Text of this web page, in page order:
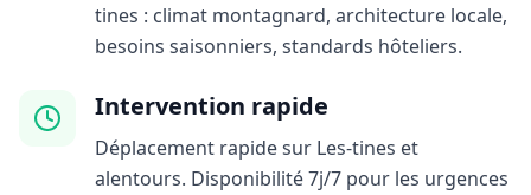
tines : climat montagnard, architecture locale,
besoins saisonniers, standards hôteliers.
Intervention rapide
Déplacement rapide sur Les-tines et
alentours. Disponibilité 7j/7 pour les urgences